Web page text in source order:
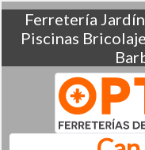
Ferretería Jardín
Piscinas Bricolaje